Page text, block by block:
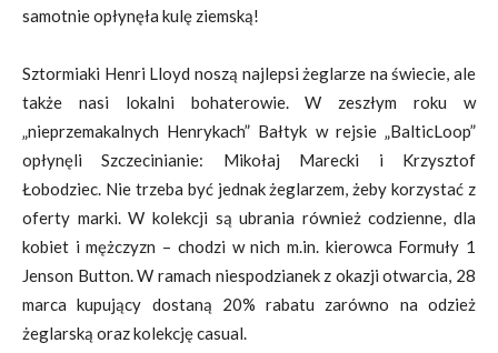
samotnie opłynęła kulę ziemską!
Sztormiaki Henri Lloyd noszą najlepsi żeglarze na świecie, ale
także nasi lokalni bohaterowie. W zeszłym roku w
„nieprzemakalnych Henrykach” Bałtyk w rejsie „BalticLoop”
opłynęli Szczecinianie: Mikołaj Marecki i Krzysztof
Łobodziec. Nie trzeba być jednak żeglarzem, żeby korzystać z
oferty marki. W kolekcji są ubrania również codzienne, dla
kobiet i mężczyzn – chodzi w nich m.in. kierowca Formuły 1
Jenson Button. W ramach niespodzianek z okazji otwarcia, 28
marca kupujący dostaną 20% rabatu zarówno na odzież
żeglarską oraz kolekcję casual.